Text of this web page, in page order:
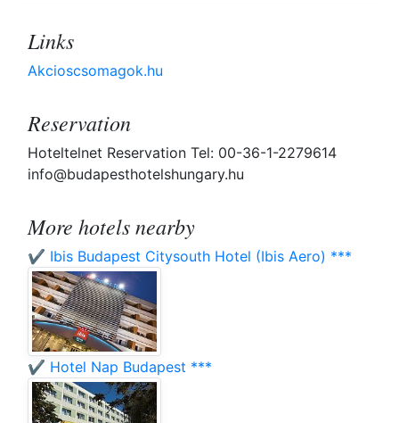
Links
Akcioscsomagok.hu
Reservation
Hoteltelnet Reservation Tel: 00-36-1-2279614
info@budapesthotelshungary.hu
More hotels nearby
✔️ Ibis Budapest Citysouth Hotel (Ibis Aero) ***
✔️ Hotel Nap Budapest ***